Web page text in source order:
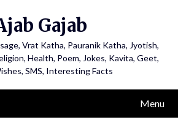
Gajab
Vrat Katha, Pauranik Katha, Jyotish,
Health, Poem, Jokes, Kavita, Geet,
SMS, Interesting Facts
Menu